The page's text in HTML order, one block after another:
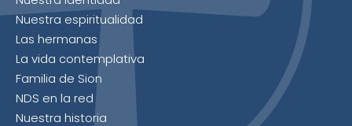
Nuestra espiritualidad
Las hermanas
La vida contemplativa
Familia de Sion
NDS en la red
Nuestra historia